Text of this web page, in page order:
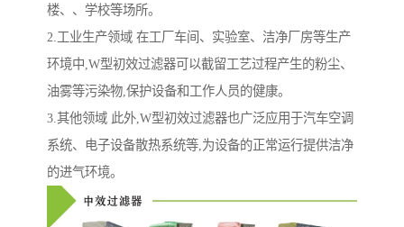
楼、、学校等场所。
2.工业生产领域 在工厂车间、实验室、洁净厂房等生产
环境中,W型初效过滤器可以截留工艺过程产生的粉尘、
油雾等污染物,保护设备和工作人员的健康。
3.其他领域 此外,W型初效过滤器也广泛应用于汽车空调
系统、电子设备散热系统等,为设备的正常运行提供洁净
的进气环境。